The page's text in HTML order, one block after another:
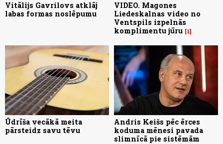
Vitālijs Gavrilovs atklāj
labas formas noslēpumu
VIDEO. Magones
Liedeskalnas video no
Ventspils izpelnās
komplimentu jūru 1
Ūdrīša vecākā meita
pārsteidz savu tēvu
Andris Keišs pēc ērces
koduma mēnesi pavada
slimnīcā pie sistēmām